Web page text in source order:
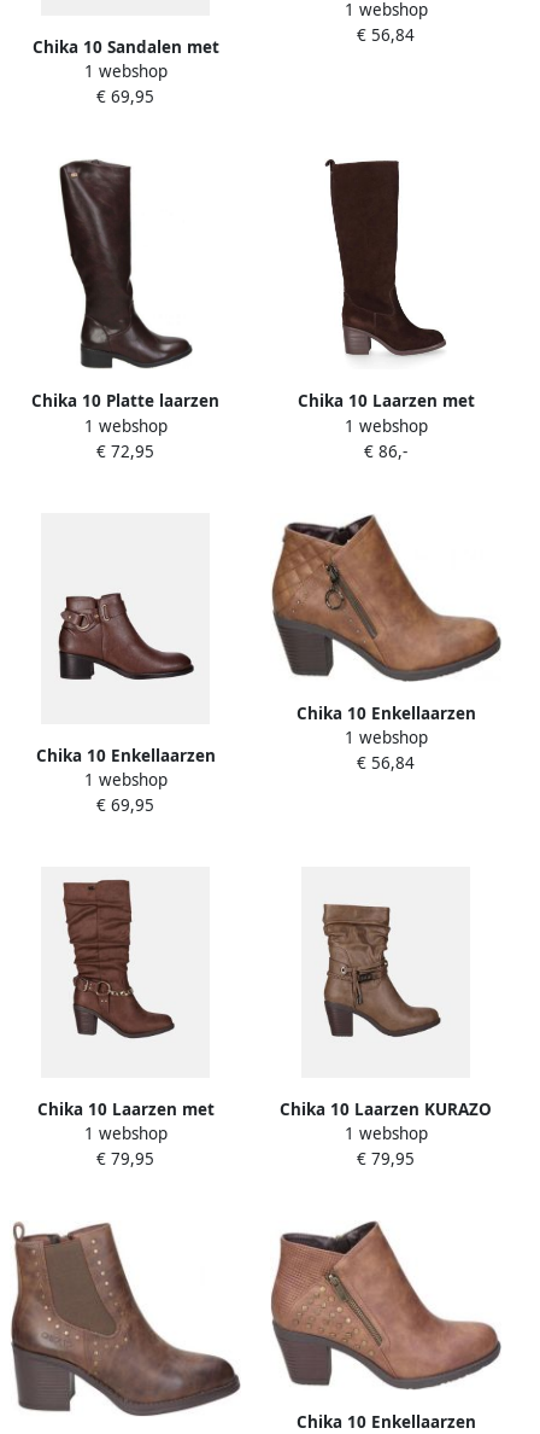
Chika 10 Sandalen met
hakken ROSALINDA 08
1 webshop
€ 69,95
1 webshop
€ 56,84
Chika 10 Platte laarzen
116550
1 webshop
€ 72,95
Chika 10 Laarzen met
hakken 40102
1 webshop
€ 86,-
Chika 10 Enkellaarzen
BAIDEN 12
1 webshop
€ 69,95
Chika 10 Enkellaarzen
114229
1 webshop
€ 56,84
Chika 10 Laarzen met
hakken KURAZO 36N
1 webshop
€ 79,95
Chika 10 Laarzen KURAZO
41
1 webshop
€ 79,95
Chika 10 Enkellaarzen